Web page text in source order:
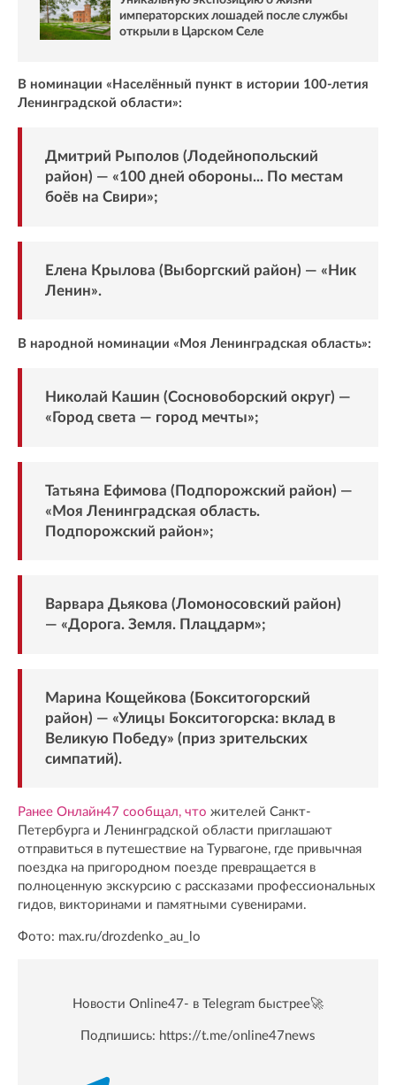
императорских лошадей после службы
открыли в Царском Селе
В номинации «Населённый пункт в истории 100-летия
Ленинградской области»:
Дмитрий Рыполов (Лодейнопольский
район) — «100 дней обороны... По местам
боёв на Свири»;
Елена Крылова (Выборгский район) — «Ник
Ленин».
В народной номинации «Моя Ленинградская область»:
Николай Кашин (Сосновоборский округ) —
«Город света — город мечты»;
Татьяна Ефимова (Подпорожский район) —
«Моя Ленинградская область.
Подпорожский район»;
Варвара Дьякова (Ломоносовский район)
— «Дорога. Земля. Плацдарм»;
Марина Кощейкова (Бокситогорский
район) — «Улицы Бокситогорска: вклад в
Великую Победу» (приз зрительских
симпатий).
Ранее Онлайн47 сообщал, что жителей Санкт-
Петербурга и Ленинградской области приглашают
отправиться в путешествие на Турвагоне, где привычная
поездка на пригородном поезде превращается в
полноценную экскурсию с рассказами профессиональных
гидов, викторинами и памятными сувенирами.
Фото: max.ru/drozdenko_au_lo
Новости Online47- в Telegram быстрее🚀
Подпишись: https://t.me/online47news